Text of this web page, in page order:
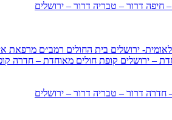
חיפה דרור – טבריה דרור – ירושלים
ירושלים בית החולים רמב״ם מרפאת
– ירושלים קופת חולים מאוחדת – חדרה
חדרה דרור – טבריה דרור – ירושלים